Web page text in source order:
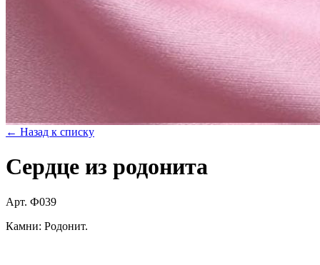
← Назад к списку
Сердце из родонита
Арт. Ф039
Камни: Родонит.